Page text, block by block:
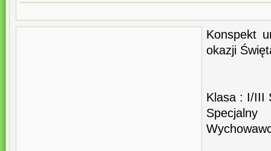
Konspekt
okazji
Klasa : I/III